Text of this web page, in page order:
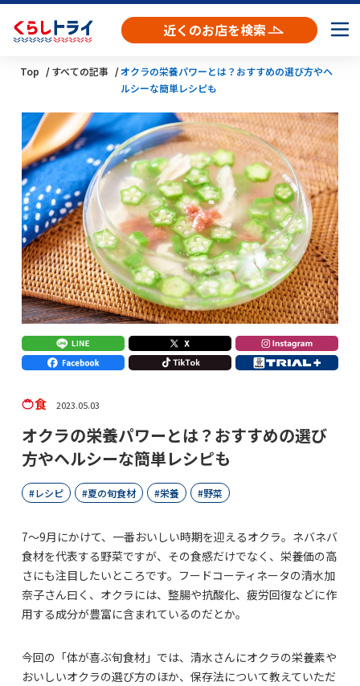
近くのお店を検索
Top すべての記事
オクラの栄養パワーとは？おすすめの選び方やヘ
ルシーな簡単レシピも
食 2023.05.03
オクラの栄養パワーとは？おすすめの選び
方やヘルシーな簡単レシピも
レシピ 夏の旬食材 栄養 野菜
7～9月にかけて、一番おいしい時期を迎えるオクラ。ネバネバ
食材を代表する野菜ですが、その食感だけでなく、栄養価の高
さにも注目したいところです。フードコーティネータの清水加
奈子さん曰く、オクラには、整腸や抗酸化、疲労回復などに作
用する成分が豊富に含まれているのだとか。
今回の「体が喜ぶ旬食材」では、清水さんにオクラの栄養素や
おいしいオクラの選び方のほか、保存法について教えていただ